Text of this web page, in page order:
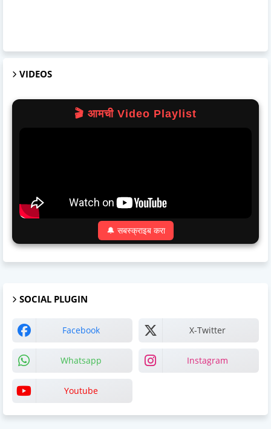
VIDEOS
🎬 आमची Video Playlist
🔔 सबस्क्राइब करा
SOCIAL PLUGIN
Facebook X-Twitter
Whatsapp Instagram
Youtube